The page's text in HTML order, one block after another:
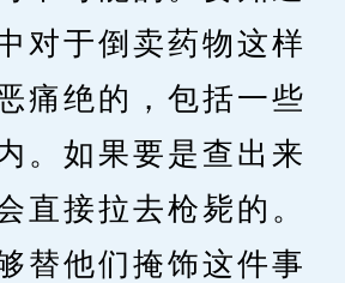
对于倒卖药物这样
痛绝的，包括一些
。如果要是查出来
直接拉去枪毙的。
替他们掩饰这件事